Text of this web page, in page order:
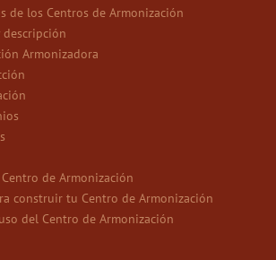
de los Centros de Armonización
descripción
Armonizadora
de Armonización
construir tu Centro de Armonización
del Centro de Armonización